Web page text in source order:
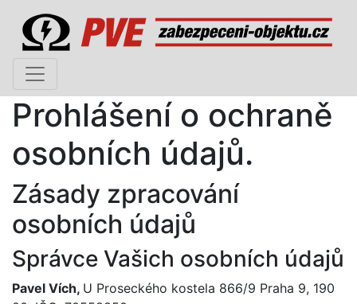
Prohlášení o ochraně
osobních údajů.
Zásady zpracování
osobních údajů
Správce Vašich osobních údajů
Pavel Vích, U Proseckého kostela 866/9 Praha 9, 190